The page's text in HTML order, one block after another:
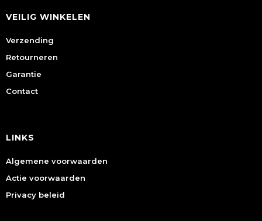
VEILIG WINKELEN
Verzending
Retourneren
Garantie
Contact
LINKS
Algemene voorwaarden
Actie voorwaarden
Privacy beleid